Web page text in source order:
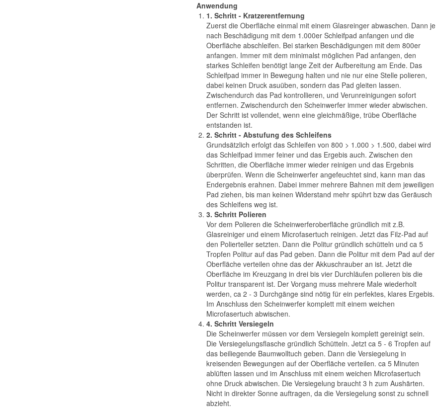
Anwendung
1. Schritt - Kratzerentfernung
Zuerst die Oberfläche einmal mit einem Glasreinger abwaschen. Dann je
nach Beschädigung mit dem 1.000er Schleifpad anfangen und die
Oberfläche abschleifen. Bei starken Beschädigungen mit dem 800er
anfangen. Immer mit dem minimalst möglichen Pad anfangen, den
starkes Schleifen benötigt lange Zeit der Aufbereitung am Ende. Das
Schleifpad immer in Bewegung halten und nie nur eine Stelle polieren,
dabei keinen Druck asuüben, sondern das Pad gleiten lassen.
Zwischendurch das Pad kontrollieren, und Verunreinigungen sofort
entfernen. Zwischendurch den Scheinwerfer immer wieder abwischen.
Der Schritt ist vollendet, wenn eine gleichmäßige, trübe Oberfläche
entstanden ist.
2. Schritt - Abstufung des Schleifens
Grundsätzlich erfolgt das Schleifen von 800 > 1.000 > 1.500, dabei wird
das Schleifpad immer feiner und das Ergebis auch. Zwischen den
Schritten, die Oberfläche immer wieder reinigen und das Ergebnis
überprüfen. Wenn die Scheinwerfer angefeuchtet sind, kann man das
Endergebnis erahnen. Dabei immer mehrere Bahnen mit dem jeweiligen
Pad ziehen, bis man keinen Widerstand mehr spührt bzw das Geräusch
des Schleifens weg ist.
3. Schritt Polieren
Vor dem Polieren die Scheinwerferoberfläche gründlich mit z.B.
Glasreiniger und einem Microfasertuch reinigen. Jetzt das Filz-Pad auf
den Polierteller setzten. Dann die Politur gründlich schütteln und ca 5
Tropfen Politur auf das Pad geben. Dann die Politur mit dem Pad auf der
Oberfläche verteilen ohne das der Akkuschrauber an ist. Jetzt die
Oberfläche im Kreuzgang in drei bis vier Durchläufen polieren bis die
Politur transparent ist. Der Vorgang muss mehrere Male wiederholt
werden, ca 2 - 3 Durchgänge sind nötig für ein perfektes, klares Ergebis.
Im Anschluss den Scheinwerfer komplett mit einem weichen
Microfasertuch abwischen.
4. Schritt Versiegeln
Die Scheinwerfer müssen vor dem Versiegeln komplett gereinigt sein.
Die Versiegelungsflasche gründlich Schütteln. Jetzt ca 5 - 6 Tropfen auf
das beiliegende Baumwolltuch geben. Dann die Versiegelung in
kreisenden Bewegungen auf der Oberfläche verteilen. ca 5 Minuten
ablüften lassen und im Anschluss mit einem weichen Microfasertuch
ohne Druck abwischen. Die Versiegelung braucht 3 h zum Aushärten.
Nicht in direkter Sonne auftragen, da die Versiegelung sonst zu schnell
abzieht.